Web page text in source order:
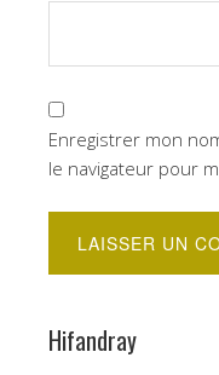
Enregistrer mon
le navigateur pour
Hifandray